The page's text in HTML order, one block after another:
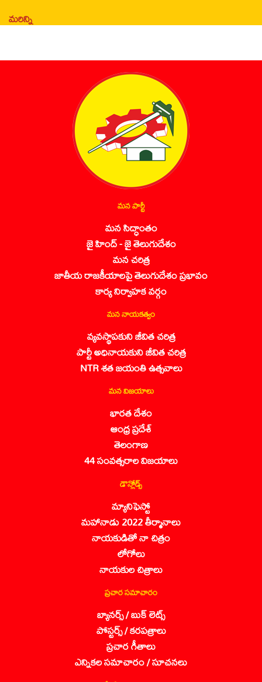
మరిన్ని
మన పార్టీ
మన సిద్ధాంతం
జై హింద్ - జై తెలుగుదేశం
మన చరిత్ర
జాతీయ రాజకీయాలపై తెలుగుదేశం ప్రభావం
కార్య నిర్వాహక వర్గం
మన నాయకత్వం
వ్యవస్థాపకుని జీవిత చరిత్ర
పార్టీ అధినాయకుని జీవిత చరిత్ర
NTR శత జయంతి ఉత్సవాలు
మన విజయాలు
భారత దేశం
ఆంధ్ర ప్రదేశ్
తెలంగాణ
44 సంవత్సరాల విజయాలు
డౌన్లోడ్స్
మ్యానిఫెస్టో
మహానాడు 2022 తీర్మానాలు
నాయకుడితో నా చిత్రం
లోగోలు
నాయకుల చిత్రాలు
ప్రచార సమాచారం
బ్యానర్స్ / బుక్ లెట్స్
పోస్టర్స్ / కరపత్రాలు
ప్రచార గీతాలు
ఎన్నికల సమాచారం / సూచనలు